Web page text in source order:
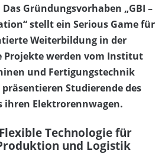
Gründungsvorhaben „GBI –
stellt ein Serious Game für
Weiterbildung in der
Projekte werden vom Institut
und Fertigungstechnik
Studierende des
ihren Elektrorennwagen.
Flexible Technologie für
und Logistik